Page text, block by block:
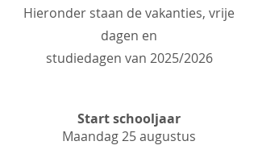
Hieronder staan de vakanties, vrije
dagen en
studiedagen van 2025/2026
Start schooljaar
Maandag 25 augustus